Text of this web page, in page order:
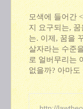
모색에 들어간
지 요구되는,
는. 이제, 꿈을
살자라는 수준
로 얼버무리는
없을까? 아마